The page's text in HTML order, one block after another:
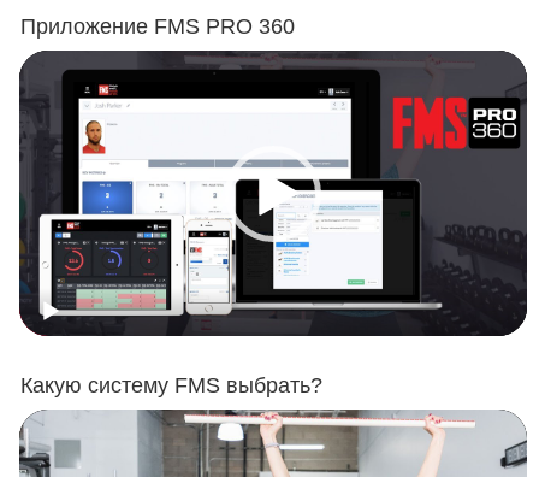
Приложение FMS PRO 360
Какую систему FMS выбрать?